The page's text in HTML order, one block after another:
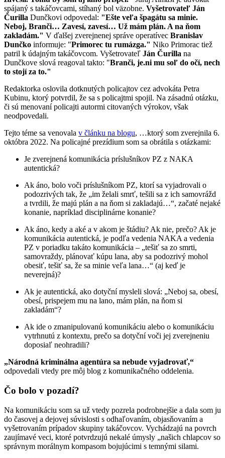
spájaný s takáčovcami, stíhaný bol väzobne. Vyšetrovateľ Ján
Čurilla Dunčkovi odpovedal: "Ešte veľa špagátu sa minie.
Neboj, Branči… Zavesí, zavesí… Už mám plán. A na ňom
zakladám." V ďalšej zverejnenej správe operatívec Branislav
Dunčko informuje: "Primorec tu rumázga." Niko Primorac tiež
patril k údajným takáčovcom. Vyšetrovateľ Ján Čurilla na
Dunčkove slová reagoval takto: "Branči, je.ni mu soľ do očí, nech
to stojí za to."
Redaktorka oslovila dotknutých policajtov cez advokáta Petra
Kubinu, ktorý potvrdil, že sa s policajtmi spojil. Na zásadnú otázku,
či sú menovaní policajti autormi citovaných výrokov, však
neodpovedali.
Tejto téme sa venovala v článku na blogu, …ktorý som zverejnila 6.
októbra 2022. Na policajné prezídium som sa obrátila s otázkami:
Je zverejnená komunikácia príslušníkov PZ z NAKA
autentická?
Ak áno, bolo voči príslušníkom PZ, ktorí sa vyjadrovali o
podozrivých tak, že „im želali smrť, tešili sa z ich samovrážd
a tvrdili, že majú plán a na ňom si zakladajú…“, začaté nejaké
konanie, napríklad disciplinárne konanie?
Ak áno, kedy a aké a v akom je štádiu? Ak nie, prečo? Ak je
komunikácia autentická, je podľa vedenia NAKA a vedenia
PZ v poriadku takáto komunikácia – „tešiť sa zo smrti,
samovraždy, plánovať kúpu lana, aby sa podozrivý mohol
obesiť, tešiť sa, že sa minie veľa lana…“ (aj keď je
neverejná)?
Ak je autentická, ako dotyční mysleli slová: „Neboj sa, obesí,
obesí, prispejem mu na lano, mám plán, na ňom si
zakladám“?
Ak ide o zmanipulovanú komunikáciu alebo o komunikáciu
vytrhnutú z kontextu, prečo sa dotyční voči jej zverejneniu
doposiaľ neohradili?
„Národná kriminálna agentúra sa nebude vyjadrovať,“
odpovedali vtedy pre môj blog z komunikačného oddelenia.
Čo bolo v pozadí?
Na komunikáciu som sa už vtedy pozrela podrobnejšie a dala som ju
do časovej a dejovej súvislosti s odhaľovaním, objasňovaním a
vyšetrovaním prípadov skupiny takáčovcov. Vychádzajú na povrch
zaujímavé veci, ktoré potvrdzujú nekalé úmysly „našich chlapcov so
správnym morálnym kompasom bojujúcimi s temnými silami.